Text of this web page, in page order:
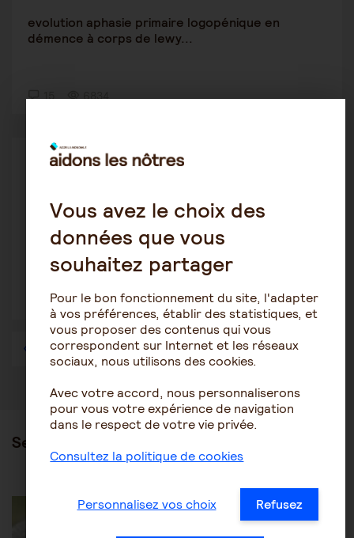
evolution aphasie primaire logopénique en
démence à corps de lewy...
15 6834
Centre anti douleur, aide psychologique, en quoi
tout çà consiste...
7647
1 … 19 20 21 22 23 24 25 … 36
Ses articles
Category:
Vous avez le choix des
données que vous
souhaitez partager
Pour le bon fonctionnement du site, l'adapter
à vos préférences, établir des statistiques, et
vous proposer des contenus qui vous
correspondent sur Internet et les réseaux
sociaux, nous utilisons des cookies.
Avec votre accord, nous personnaliserons
pour vous votre expérience de navigation
dans le respect de votre vie privée.
Consultez la politique de cookies
Personnalisez vos choix Refusez